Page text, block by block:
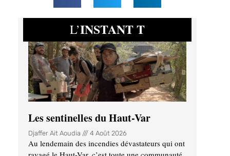
L’INSTANT T
Les sentinelles du Haut-Var
Djaffer Ait Aoudia 4 Août 2026
Au lendemain des incendies dévastateurs qui ont